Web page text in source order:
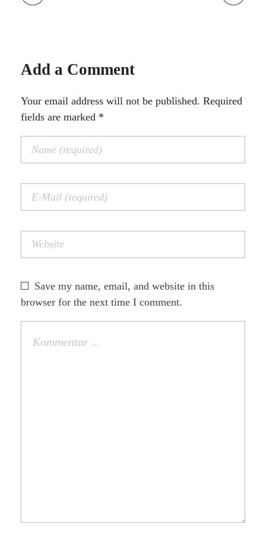
Add a Comment
Your email address will not be published. Required
fields are marked *
Save my name, email, and website in this
browser for the next time I comment.